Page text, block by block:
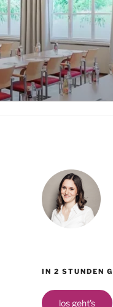
IN 2 STUNDEN
los geht's